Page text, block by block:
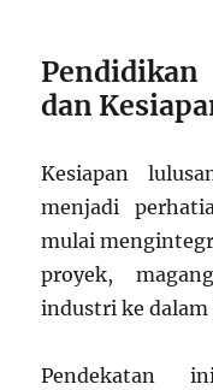
dan
Kesiapan
menjadi
mulai
proyek,
industri ke
Pendekatan